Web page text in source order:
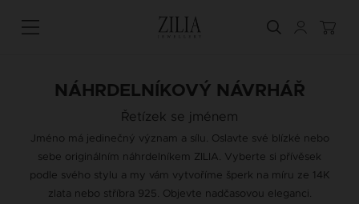
NÁHRDELNÍKOVÝ NÁVRHÁŘ
Řetízek se jménem
Jméno má jedinečný význam a sílu. Oslavte své blízké nebo
sebe originálním náhrdelníkem ZILIA. Vyberte si přívěsek
podle svého stylu a my vám vytvoříme šperk na míru ze 14K
zlata nebo stříbra 925. Objevte nadčasovou eleganci.